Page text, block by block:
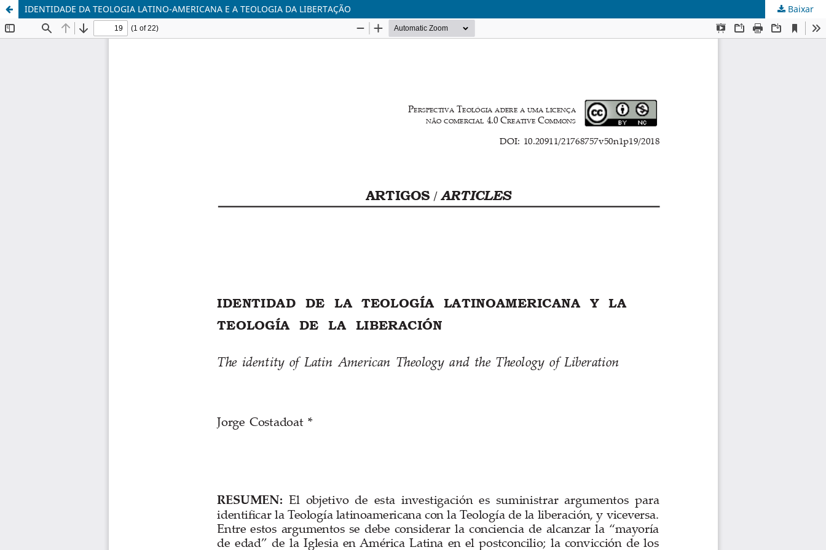
IDENTIDADE DA TEOLOGIA LATINO-AMERICANA E A TEOLOGIA DA LIBERTAÇÃO Baixar